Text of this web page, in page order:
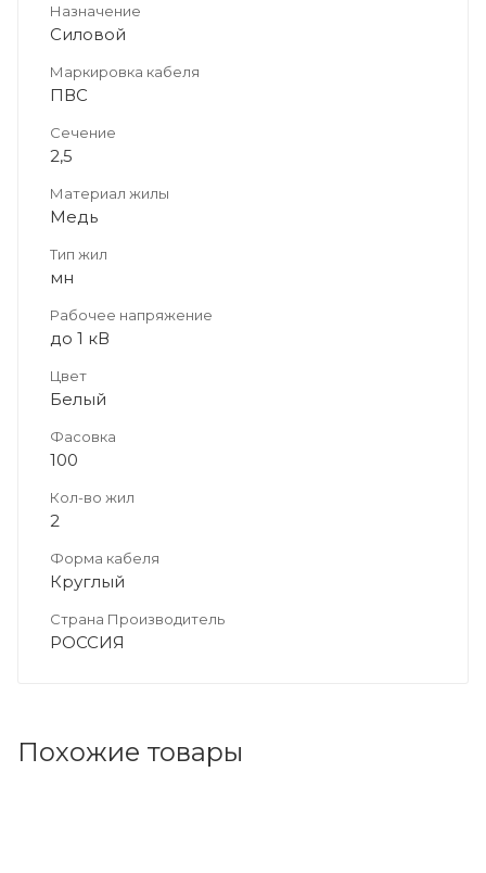
Назначение
Силовой
Маркировка кабеля
ПВС
Сечение
2,5
Материал жилы
Медь
Тип жил
мн
Рабочее напряжение
до 1 кВ
Цвет
Белый
Фасовка
100
Кол-во жил
2
Форма кабеля
Круглый
Страна Производитель
РОССИЯ
Похожие товары